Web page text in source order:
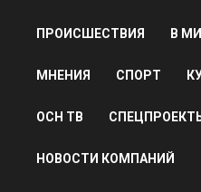
ПРОИСШЕСТВИЯ В
МНЕНИЯ СПОРТ
ОСН ТВ
НОВОСТИ КОМПАНИЙ